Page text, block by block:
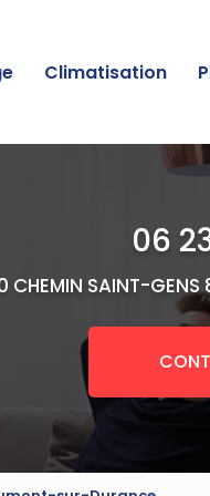
Climatisation
06
CHEMIN SAINT-GENS